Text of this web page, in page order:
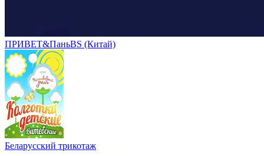
ПРИВЕТ&ПаньBS (Китай)
Беларусский трикотаж